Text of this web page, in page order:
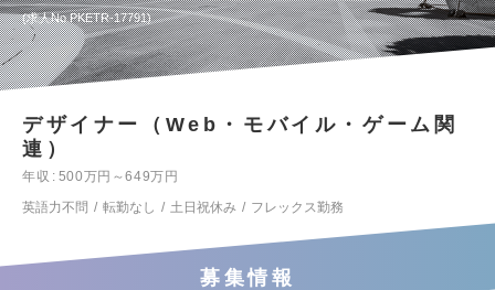
求人No.PKETR-17791
デザイナー（Web・モバイル・ゲーム関
連）
年収
500万円～649万円
英語力不問
転勤なし 土日祝休み フレックス勤務
募集情報